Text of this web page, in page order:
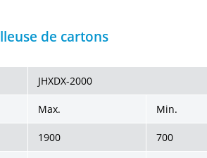
de cartons
JHXDX-2000
Max. Min.
1900 700